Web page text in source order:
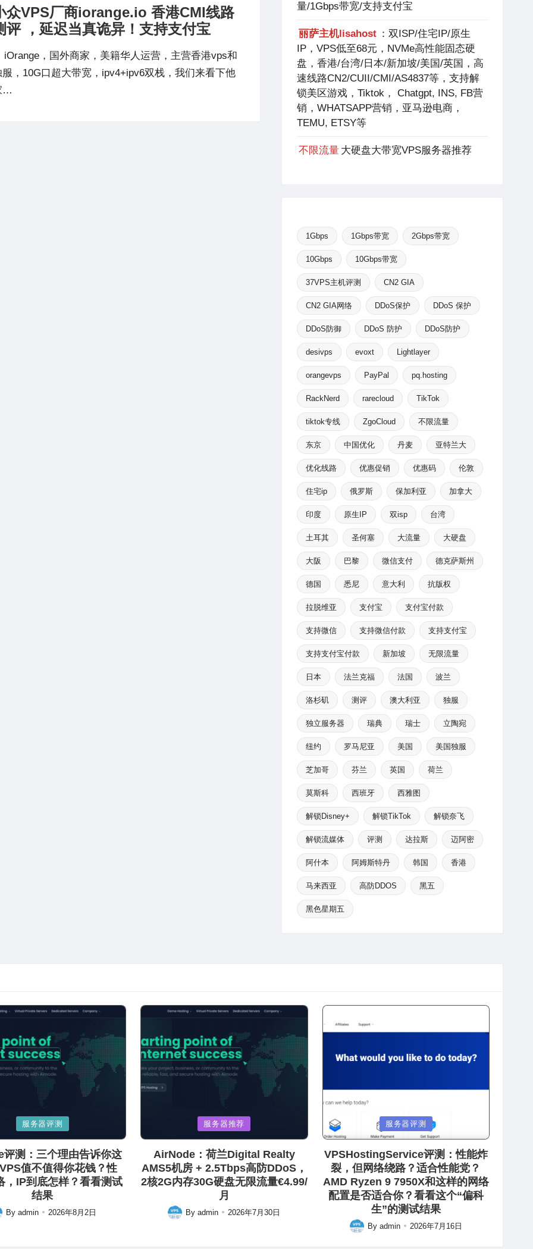
众VPS厂商iorange.io 香港CMI线路
评 ，延迟当真诡异！支持支付宝
，国外商家，美籍华人运营，主营香港vps和
服，10G口超大带宽，ipv4+ipv6双栈，我们来看下他
…
量/1Gbps带宽/支持支付宝
丽萨主机lisahost ：双ISP/住宅IP/原生
IP，VPS低至68元，NVMe高性能固态硬
盘，香港/台湾/日本/新加坡/美国/英国，高
速线路CN2/CUII/CMI/AS4837等，支持解
锁美区游戏，Tiktok， Chatgpt, INS, FB营
销，WHATSAPP营销，亚马逊电商，
TEMU, ETSY等
不限流量 大硬盘大带宽VPS服务器推荐
1Gbps 1Gbps带宽 2Gbps带宽
10Gbps 10Gbps带宽
37VPS主机评测 CN2 GIA
CN2 GIA网络 DDoS保护 DDoS 保护
DDoS防御 DDoS 防护 DDoS防护
desivps evoxt Lightlayer
orangevps PayPal pq.hosting
RackNerd rarecloud TikTok
tiktok专线 ZgoCloud 不限流量
东京 中国优化 丹麦 亚特兰大
优化线路 优惠促销 优惠码 伦敦
住宅ip 俄罗斯 保加利亚 加拿大
印度 原生IP 双isp 台湾
土耳其 圣何塞 大流量 大硬盘
大阪 巴黎 微信支付 德克萨斯州
德国 悉尼 意大利 抗版权
拉脱维亚 支付宝 支付宝付款
支持微信 支持微信付款 支持支付宝
支持支付宝付款 新加坡 无限流量
日本 法兰克福 法国 波兰
洛杉矶 测评 澳大利亚 独服
独立服务器 瑞典 瑞士 立陶宛
纽约 罗马尼亚 美国 美国独服
芝加哥 芬兰 英国 荷兰
莫斯科 西班牙 西雅图
解锁Disney+ 解锁TikTok 解锁奈飞
解锁流媒体 评测 达拉斯 迈阿密
阿什本 阿姆斯特丹 韩国 香港
马来西亚 高防DDOS 黑五
黑色星期五
服务器评测
测：三个理由告诉你这
值不值得你花钱？性
，IP到底怎样？看看测试
结果
Byadmin 2026年8月2日
in
服务器推荐
AirNode：荷兰Digital Realty
AMS5机房 + 2.5Tbps高防DDoS，
2核2G内存30G硬盘无限流量€4.99/
月
Posted
Byadmin 2026年7月30日
Posted
in
服务器评测
VPSHostingService评测：性能炸
裂，但网络绕路？适合性能党？
AMD Ryzen 9 7950X和这样的网络
配置是否适合你？看看这个“偏科
生”的测试结果
Posted
By admin 2026年7月16日